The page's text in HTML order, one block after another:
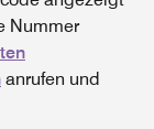
Nummer
anrufen und